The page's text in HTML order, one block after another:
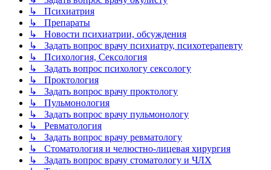
↳ Психиатрия
↳ Препараты
↳ Новости психиатрии, обсуждения
↳ Задать вопрос врачу психиатру, психотерапевту
↳ Психология, Сексология
↳ Задать вопрос психологу сексологу
↳ Проктология
↳ Задать вопрос врачу проктологу
↳ Пульмонология
↳ Задать вопрос врачу пульмонологу
↳ Ревматология
↳ Задать вопрос врачу ревматологу
↳ Стоматология и челюстно-лицевая хирургия
↳ Задать вопрос врачу стоматологу и ЧЛХ